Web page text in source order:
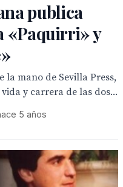
publica
«Paquirri» y
la mano de Sevilla Press,
y carrera de las dos...
5 años